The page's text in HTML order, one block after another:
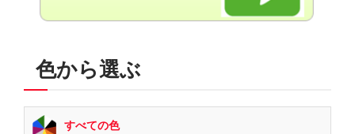
色から選ぶ
すべての色